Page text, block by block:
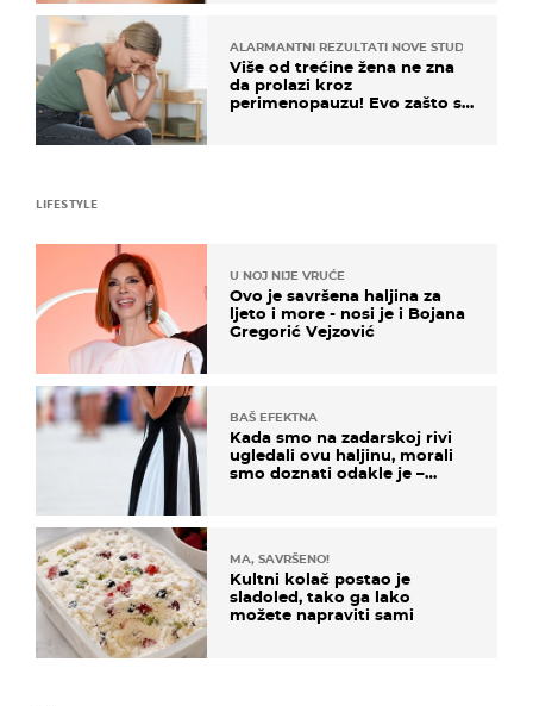
ALARMANTNI REZULTATI NOVE STUDIJE
Više od trećine žena ne zna
da prolazi kroz
perimenopauzu! Evo zašto su
LIFESTYLE
U NOJ NIJE VRUĆE
Ovo je savršena haljina za
ljeto i more - nosi je i Bojana
Gregorić Vejzović
BAŠ EFEKTNA
Kada smo na zadarskoj rivi
ugledali ovu haljinu, morali
smo doznati odakle je –
MA, SAVRŠENO!
Kultni kolač postao je
sladoled, tako ga lako
možete napraviti sami